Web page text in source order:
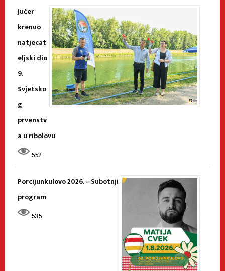
Jučer
krenuo
natjecat
eljski dio
9.
Svjetsko
g
prvenstv
a u ribolovu
552
Porcijunkulovo 2026. – Subotnji
program
535